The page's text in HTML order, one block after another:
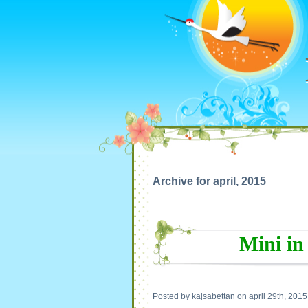
Archive for april, 2015
Mini in
Posted by kajsabettan on april 29th, 2015